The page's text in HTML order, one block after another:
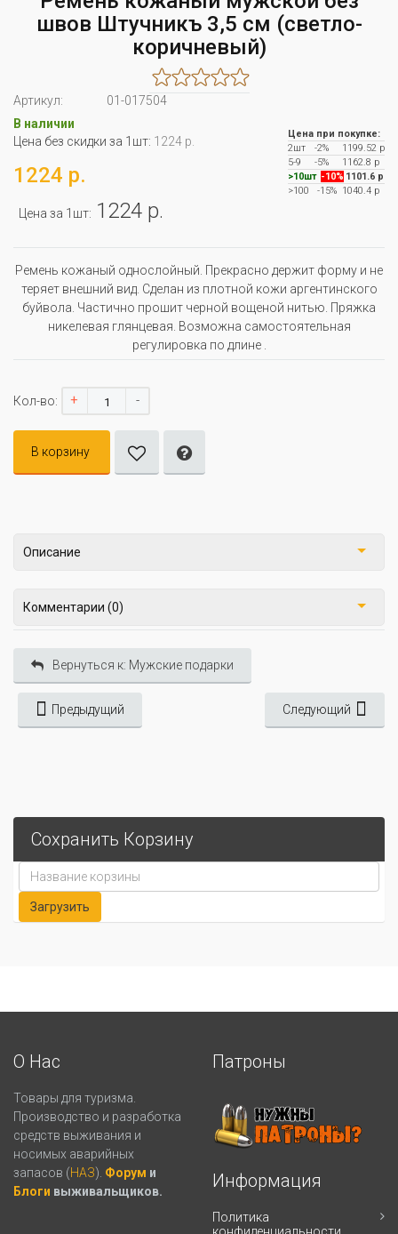
швов Штучникъ 3,5 см (светло-
коричневый)
Артикул:
01-017504
В наличии
Цена без скидки за 1шт: 1224 р.
1224 р.
Цена за 1шт: 1224 р.
Цена при покупке:
2шт
-2%
1199.52 р
5-9
-5%
1162.8 р
>10шт -10% 1101.6 р
>100
-15% 1040.4 р
Ремень кожаный однослойный. Прекрасно держит форму и не
теряет внешний вид. Сделан из плотной кожи аргентинского
буйвола. Частично прошит черной вощеной нитью. Пряжка
никелевая глянцевая. Возможна самостоятельная
регулировка по длине .
Кол-во: + -
В корзину
Описание
Комментарии (0)
Вернуться к: Мужские подарки
Предыдущий Следующий
Сохранить Корзину
О Нас
Товары для туризма.
Производство и разработка
средств выживания и
носимых аварийных
запасов (НАЗ). Форум и
Блоги выживальщиков.
Патроны
Информация
Политика